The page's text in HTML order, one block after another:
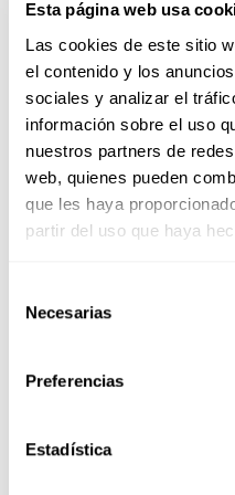
Esta página web usa
Las cookies de este sitio
el contenido y los
sociales y analizar el
información sobre el uso
nuestros partners de
web, quienes pueden
que les haya
partir del uso que haya
Necesarias
Preferencias
Estadística
Cafeína y Melatonina
las defensas
acción detox que
expresión y arrugas.
encuentras en
crema reparadora
usa por la noche.
proporciona un
descongestionar